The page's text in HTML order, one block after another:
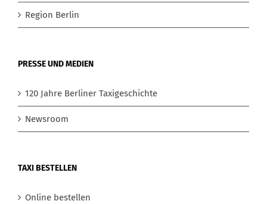
Region Berlin
PRESSE UND MEDIEN
120 Jahre Berliner Taxigeschichte
Newsroom
TAXI BESTELLEN
Online bestellen